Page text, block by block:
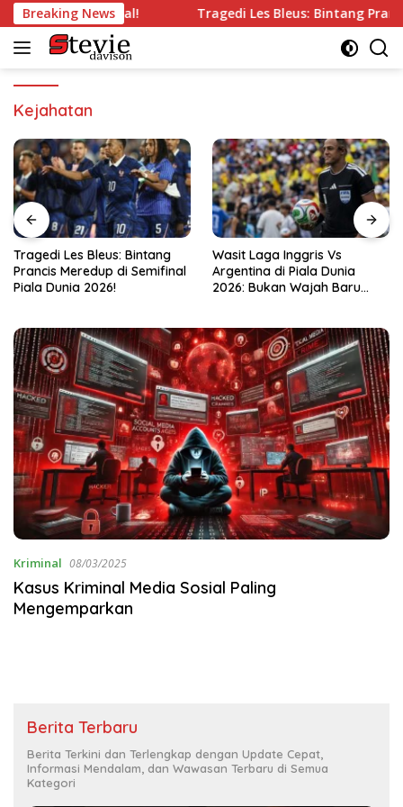
Langsung
ke
konten
Breaking News
di Semifinal! Tragedi Les Bleus: Bintang Prancis
Kejahatan
Wasit Laga Inggris Vs
Argentina di Piala Dunia
2026: Bukan Wajah Baru
Drama Transfer Aqil Savik:
Dari Bandung ke Macan
Kemayoran!
Kriminal 08/03/2025
Kasus Kriminal Media Sosial Paling
Mengemparkan
Berita Terbaru
Berita Terkini dan Terlengkap dengan Update Cepat,
Informasi Mendalam, dan Wawasan Terbaru di Semua
Kategori